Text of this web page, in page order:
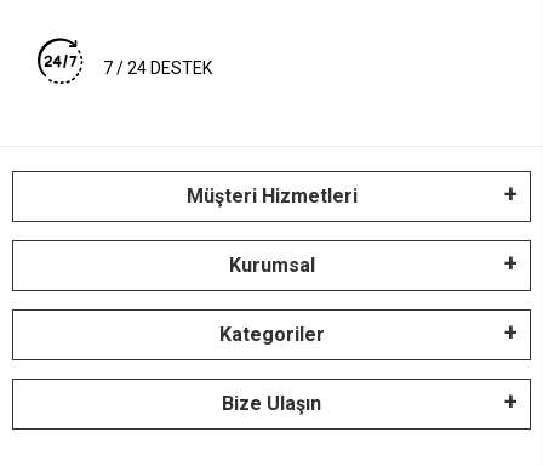
7 / 24 DESTEK
Müşteri Hizmetleri
Kurumsal
Kategoriler
Bize Ulaşın